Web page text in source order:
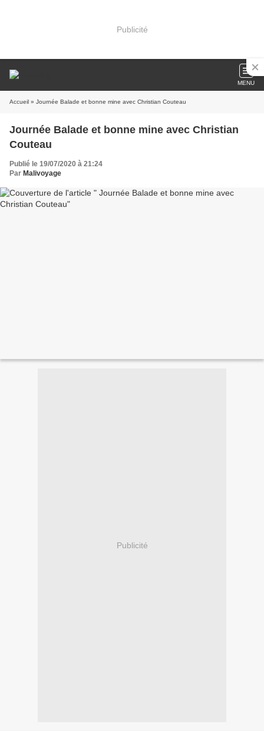
Publicité
MENU
Accueil » Journée Balade et bonne mine avec Christian Couteau
Journée Balade et bonne mine avec Christian
Couteau
Publié le 19/07/2020 à 21:24
Par Malivoyage
Publicité